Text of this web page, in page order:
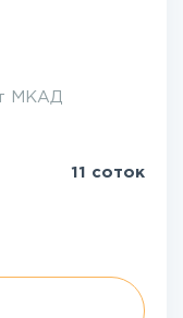
МКАД
11 соток